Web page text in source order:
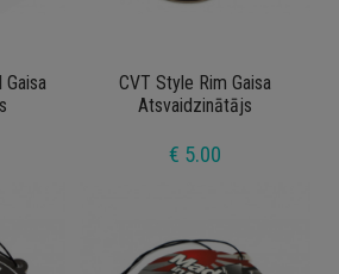
CVT Style Rim Gaisa
Atsvaidzinātājs
€ 5.00